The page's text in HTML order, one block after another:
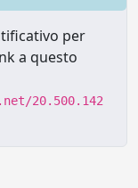
per
a questo
20.500.142